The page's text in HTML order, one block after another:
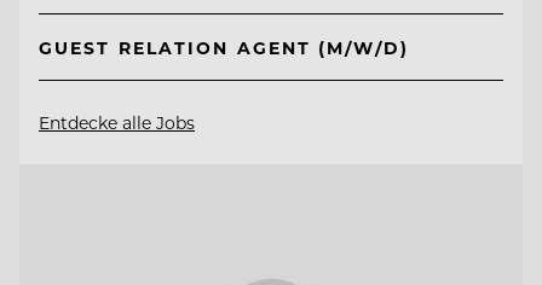
GUEST RELATION AGENT (M/W/D)
Entdecke alle Jobs